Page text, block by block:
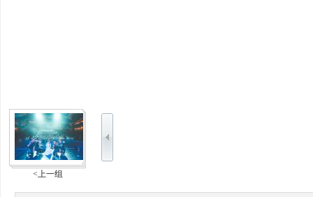
<上一组